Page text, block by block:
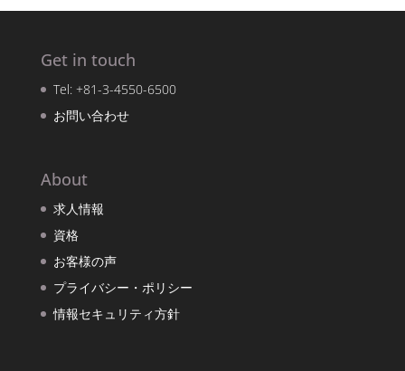
Get in touch
Tel: +81-3-4550-6500
お問い合わせ
About
求人情報
資格
お客様の声
プライバシー・ポリシー
情報セキュリティ方針